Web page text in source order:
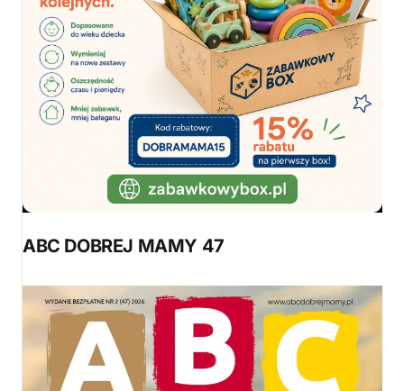
ABC DOBREJ MAMY 47